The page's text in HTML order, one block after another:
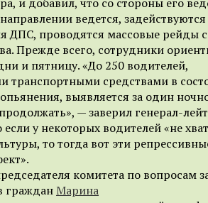
ведется, задействуются
ДПС, проводятся массовые рейды
Прежде всего, сотрудники
и пятницу. «До 250 водителей,
транспортными средствами в
выявляется за один
— заверил генерал-
у некоторых водителей «не
то тогда вот эти
комитета по вопросам
граждан Марина